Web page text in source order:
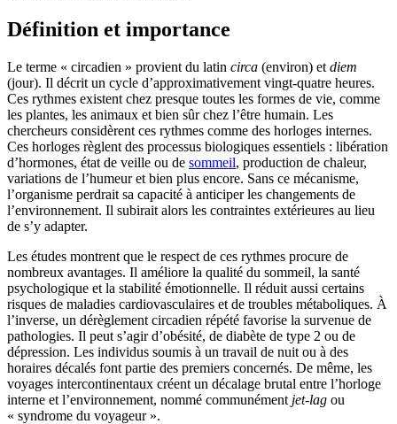
Définition et importance
Le terme « circadien » provient du latin circa (environ) et diem
(jour). Il décrit un cycle d’approximativement vingt-quatre heures.
Ces rythmes existent chez presque toutes les formes de vie, comme
les plantes, les animaux et bien sûr chez l’être humain. Les
chercheurs considèrent ces rythmes comme des horloges internes.
Ces horloges règlent des processus biologiques essentiels : libération
d’hormones, état de veille ou de sommeil, production de chaleur,
variations de l’humeur et bien plus encore. Sans ce mécanisme,
l’organisme perdrait sa capacité à anticiper les changements de
l’environnement. Il subirait alors les contraintes extérieures au lieu
de s’y adapter.
Les études montrent que le respect de ces rythmes procure de
nombreux avantages. Il améliore la qualité du sommeil, la santé
psychologique et la stabilité émotionnelle. Il réduit aussi certains
risques de maladies cardiovasculaires et de troubles métaboliques. À
l’inverse, un dérèglement circadien répété favorise la survenue de
pathologies. Il peut s’agir d’obésité, de diabète de type 2 ou de
dépression. Les individus soumis à un travail de nuit ou à des
horaires décalés font partie des premiers concernés. De même, les
voyages intercontinentaux créent un décalage brutal entre l’horloge
interne et l’environnement, nommé communément jet-lag ou
« syndrome du voyageur ».